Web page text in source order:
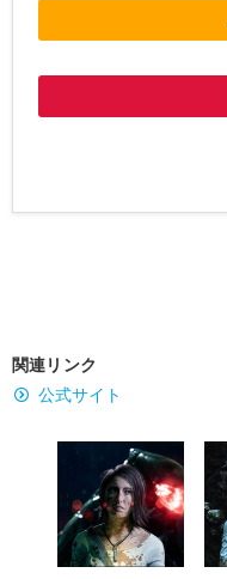
関連リンク
公式サイト